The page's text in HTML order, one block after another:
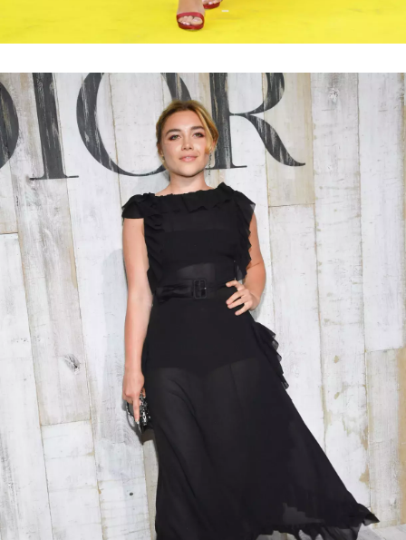
Přihlášením k newsletteru souhlasíte s
podmínkami společnosti BurdaMedia Extra s.r.o.a
ochrany soukromí
- BurdaMedia Extra s.r.o. bude s
Vašimi údaji pracovat zejména k organizaci a
vyhodnocení akce a zasílání novinek.
Chcete navíc dostávat i další zajímavé a exkluzivní
informace od našich partnerů? Pokud souhlasíte se
zpracováním údajů k tomuto účelu podleZásad ochrany
soukromí BurdaMedia Extra s.r.o. , zaškrtněte toto pole.